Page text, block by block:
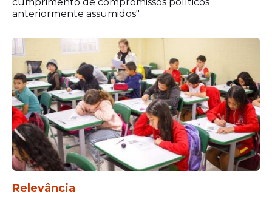
anteriormente assumidos".
Relevância